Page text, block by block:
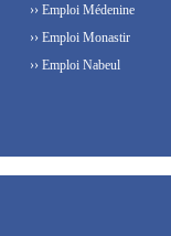
›› Emploi Médenine
›› Emploi Monastir
›› Emploi Nabeul